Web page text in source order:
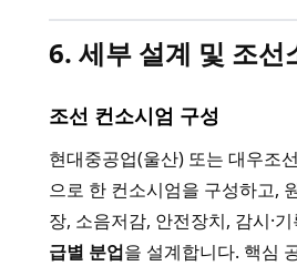
6. 세부 설계 및 조선
조선 컨소시엄 구성
현대중공업(울산) 또는 대우조
으로 한 컨소시엄을 구성하고,
장, 소음저감, 안전장치, 감시·
급별 분업을 설계합니다. 핵심